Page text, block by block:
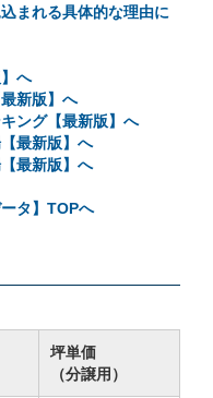
まれる具体的な理由に
へ
新版】へ
ング【最新版】へ
最新版】へ
最新版】へ
タ】TOPへ
坪単価
（分譲用）